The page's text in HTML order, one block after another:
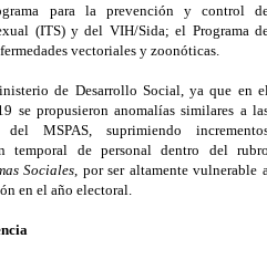
para la prevención y control
(ITS) y del VIH/Sida; el Programa
vectoriales y zoonóticas.
de Desarrollo Social, ya que en
se propusieron anomalías similares a
MSPAS, suprimiendo
temporal de personal dentro del
Sociales , por ser altamente vulnerable
en el año electoral.